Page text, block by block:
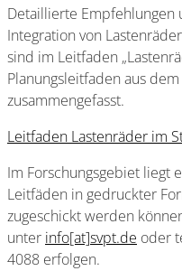
Detaillierte Empfehlungen
Integration von
sind im Leitfaden
Planungsleitfaden aus dem
zusammengefasst.
Leitfaden Lastenräder im
Im Forschungsgebiet liegt
Leitfäden in gedruckter
zugeschickt werden
unter info[at]svpt.de oder
4088 erfolgen.